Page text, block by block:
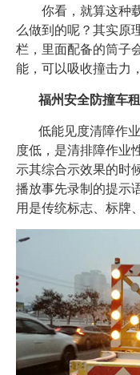
你看，就算这种载
么做到的呢？其实原
栏，里面配备的筒子
能，可以吸收撞击力
福州安全防撞车
低能见度清障作业
度低，是清排障作业
示其综合示效果的时
播放事先录制的提示
用是传统标志、标牌